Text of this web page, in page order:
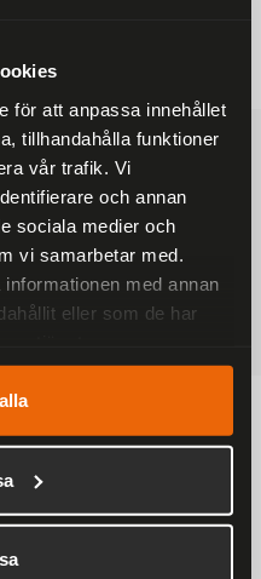
för att anpassa innehållet
tillhandahålla funktioner
vår trafik. Vi
och annan
sociala medier och
vi samarbetar med.
med annan
eller som de har
kr
DHL
Swish